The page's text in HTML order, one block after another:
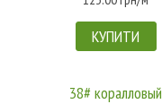
КУПИТИ
38# коралловый